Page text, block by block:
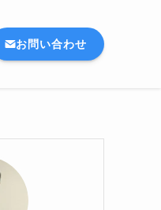
お問い合わせ